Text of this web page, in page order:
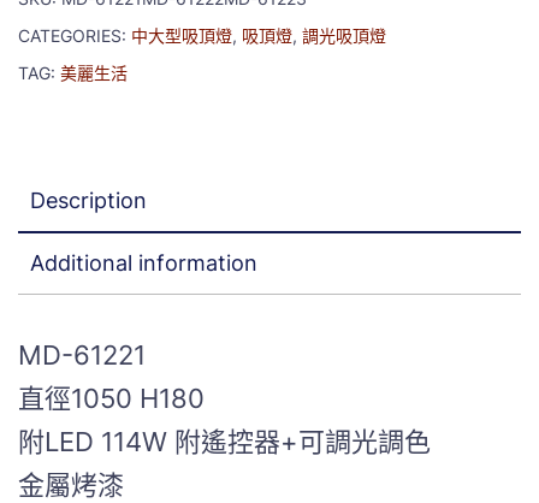
CATEGORIES: 中大型吸頂燈, 吸頂燈, 調光吸頂燈
TAG: 美麗生活
Description
Additional information
MD-61221
直徑1050 H180
附LED 114W 附遙控器+可調光調色
金屬烤漆